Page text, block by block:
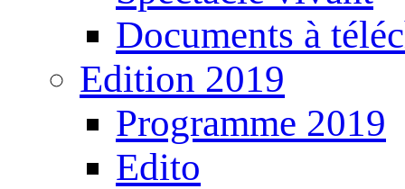
Documents à
Edition 2019
Programme 2019
Edito